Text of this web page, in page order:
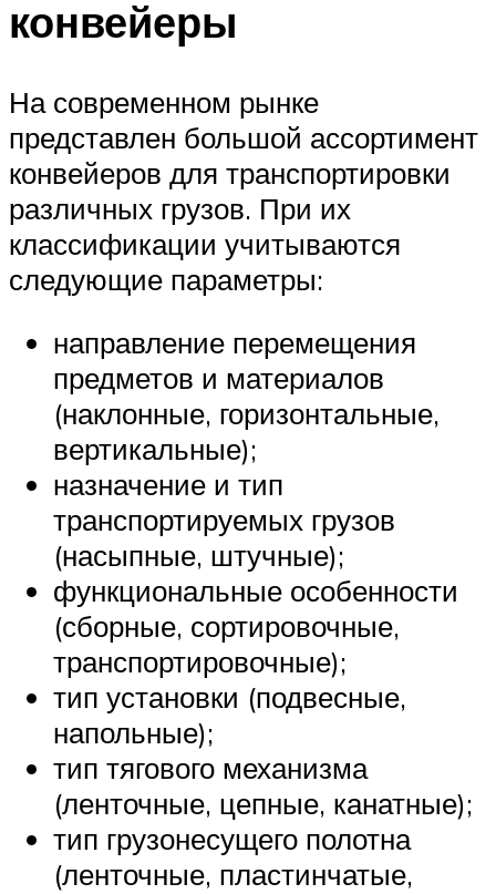
конвейеры
На современном рынке
представлен большой ассортимент
конвейеров для транспортировки
различных грузов. При их
классификации учитываются
следующие параметры:
направление перемещения
предметов и материалов
(наклонные, горизонтальные,
вертикальные);
назначение и тип
транспортируемых грузов
(насыпные, штучные);
функциональные особенности
(сборные, сортировочные,
транспортировочные);
тип установки (подвесные,
напольные);
тип тягового механизма
(ленточные, цепные, канатные);
тип грузонесущего полотна
(ленточные, пластинчатые,